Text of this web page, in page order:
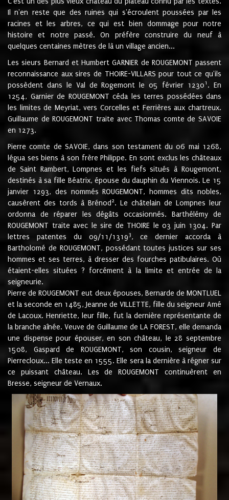
Il n'en reste que des ruines qui s'écroulent poussées par les
racines et les arbres, ce qui est bien dommage pour notre
histoire et notre passé. On préfère construire du neuf à
quelques centaines mètres de là un village ancien...
Les sieurs Bernard et Humbert GARNIER de ROUGEMONT passent
reconnaissance aux sires de THOIRE-VILLARS pour tout ce qu'ils
possèdent dans le Val de Rogemont le 05 février 12301 . En
1254, Garnier de ROUGEMONT céda les terres possédées dans
les limites de Meyriat, vers Corcelles et Ferrières aux chartreux.
Guillaume de ROUGEMONT traite avec Thomas comte de SAVOIE
en 1273.
Pierre comte de SAVOIE, dans son testament du 06 mai 1268,
légua ses biens à son frère Philippe. En sont exclus les châteaux
de Saint Rambert, Lompnes et les fiefs situés à Rougemont,
destinés à sa fille Béatrix, épouse du dauphin du Viennois. Le 15
janvier 1293, des nommés ROUGEMONT, hommes dits nobles,
causèrent des tords à Brénod 2. Le châtelain de Lompnes leur
ordonna de réparer les dégâts occasionnés. Barthélémy de
ROUGEMONT traite avec le sire de THOIRE le 03 juin 1304. Par
lettres patentes du 09/11/13193, ce dernier accorda à
Bartholomé de ROUGEMONT, possédant toutes justices sur ses
hommes et ses terres, à dresser des fourches patibulaires. Où
étaient-elles situées ? forcément à la limite et entrée de la
seigneurie.
Pierre de ROUGEMONT eut deux épouses, Bernarde de MONTLUEL
et la seconde en 1485, Jeanne de VILLETTE, fille du seigneur Amé
de Lacoux. Henriette, leur fille, fut la dernière représentante de
la branche aînée. Veuve de Guillaume de LA FOREST, elle demanda
une dispense pour épouser, en son château, le 28 septembre
1508, Gaspard de ROUGEMONT, son cousin, seigneur de
Pierrecloux... Elle teste en 1555. Elle sera la dernière à régner sur
ce puissant château. Les de ROUGEMONT continuèrent en
Bresse, seigneur de Vernaux.